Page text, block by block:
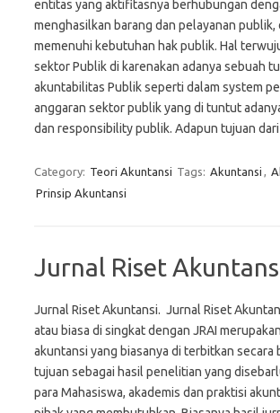
entitas yang aktifitasnya berhubungan
menghasilkan barang dan pelayanan publik,
memenuhi kebutuhan hak publik. Hal
sektor Publik di karenakan adanya sebuah
akuntabilitas Publik seperti dalam system
anggaran sektor publik yang di tuntut
dan responsibility publik. Adapun tujuan
Category: Teori Akuntansi Tags: Akuntansi ,
Prinsip Akuntansi
Jurnal Riset
Jurnal Riset Akuntansi. Jurnal Riset
atau biasa di singkat dengan JRAI
akuntansi yang biasanya di terbitkan secara
tujuan sebagai hasil penelitian yang
para Mahasiswa, akademis dan praktisi